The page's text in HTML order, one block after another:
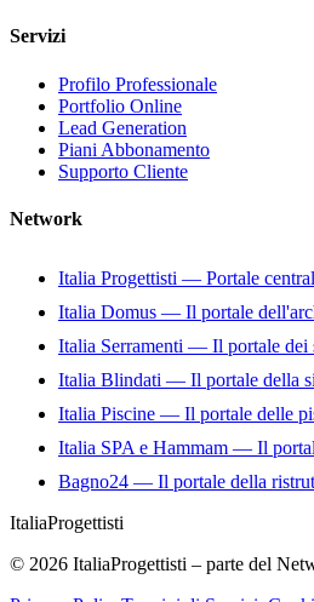
Servizi
Profilo Professionale
Portfolio Online
Lead Generation
Piani Abbonamento
Supporto Cliente
Network
Italia Progettisti — Portale
Italia Domus — Il portale
Italia Serramenti — Il portale dei
Italia Blindati — Il portale della
Italia Piscine — Il portale delle
Italia SPA e Hammam — Il
Bagno24 — Il portale della
ItaliaProgettisti
© 2026 ItaliaProgettisti – parte del